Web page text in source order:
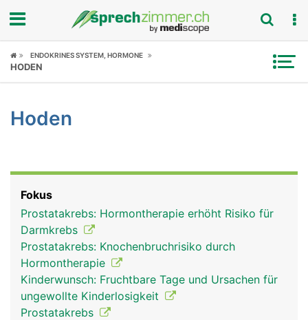
Fokus
Symptome
News
Ratgeber
Rubriken
ENDOKRINES SYSTEM, HORMONE
HODEN
Hoden
Fokus
Prostatakrebs: Hormontherapie erhöht Risiko für
Darmkrebs
Prostatakrebs: Knochenbruchrisiko durch
Hormontherapie
Kinderwunsch: Fruchtbare Tage und Ursachen für
ungewollte Kinderlosigkeit
Prostatakrebs